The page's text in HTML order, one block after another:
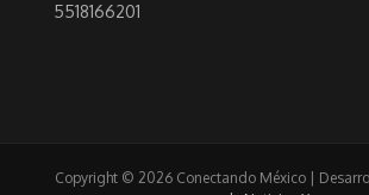
5518166201
Copyright © 2026 Conectando México |